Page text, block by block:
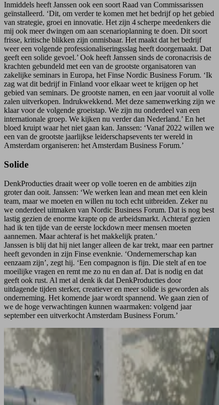
Inmiddels heeft Janssen ook een soort Raad van Commissarissen
geïnstalleerd. ‘Dit, om verder te komen met het bedrijf op het gebied
van strategie, groei en innovatie. Het zijn 4 scherpe meedenkers die
mij ook meer dwingen om aan scenarioplanning te doen. Dit soort
frisse, kritische blikken zijn onmisbaar. Het maakt dat het bedrijf
weer een volgende professionaliseringsslag heeft doorgemaakt. Dat
geeft een solide gevoel.’ Ook heeft Janssen sinds de coronacrisis de
krachten gebundeld met een van de grootste organisatoren van
zakelijke seminars in Europa, het Finse Nordic Business Forum. ‘Ik
zag wat dit bedrijf in Finland voor elkaar weet te krijgen op het
gebied van seminars. De grootste namen, en een jaar vooruit al volle
zalen uitverkopen. Indrukwekkend. Met deze samenwerking zijn we
klaar voor de volgende groeistap. We zijn nu onderdeel van een
internationale groep. We kijken nu verder dan Nederland.’ En het
bloed kruipt waar het niet gaan kan. Janssen: ‘Vanaf 2022 willen we
een van de grootste jaarlijkse leiderschapsevents ter wereld in
Amsterdam organiseren: het Amsterdam Business Forum.’
Solide
DenkProducties draait weer op volle toeren en de ambities zijn
groter dan ooit. Janssen: ‘We werken lean and mean met een klein
team, maar we moeten en willen nu toch echt uitbreiden. Zeker nu
we onderdeel uitmaken van Nordic Business Forum. Dat is nog best
lastig gezien de enorme krapte op de arbeidsmarkt. Achteraf gezien
had ik ten tijde van de eerste lockdown meer mensen moeten
aannemen. Maar achteraf is het makkelijk praten.’
Janssen is blij dat hij niet langer alleen de kar trekt, maar een partner
heeft gevonden in zijn Finse evenknie. ‘Ondernemerschap kan
eenzaam zijn’, zegt hij. ‘Een compagnon is fijn. Die stelt af en toe
moeilijke vragen en remt me zo nu en dan af. Dat is nodig en dat
geeft ook rust. Al met al denk ik dat DenkProducties door
uitdagende tijden sterker, creatiever en meer solide is geworden als
onderneming. Het komende jaar wordt spannend. We gaan zien of
we de hoge verwachtingen kunnen waarmaken: volgend jaar
september een uitverkocht Amsterdam Business Forum.’